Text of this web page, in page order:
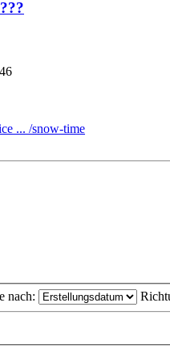
... /snow-time
nach: